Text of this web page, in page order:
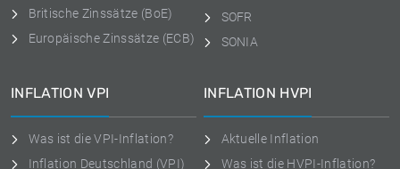
Britische Zinssätze (BoE)
Europäische Zinssätze (ECB)
SOFR
SONIA
INFLATION VPI
Was ist die VPI-Inflation?
Inflation Deutschland (VPI)
INFLATION HVPI
Aktuelle Inflation
Was ist die HVPI-Inflation?